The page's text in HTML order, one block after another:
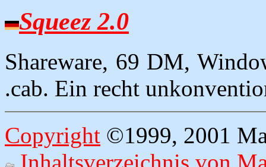
Squeez 2.0
Shareware, 69 DM,
.cab. Ein recht
Copyright ©1999, 2001
Inhaltsverzeichnis von